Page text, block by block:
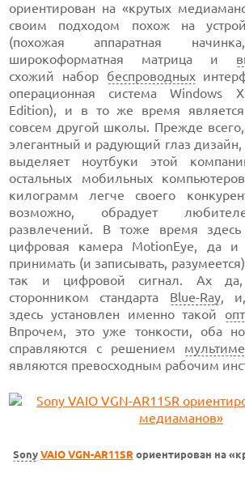
ориентирован на «крутых
своим подходом похож на
(похожая аппаратная
широкоформатная матрица и
схожий набор беспроводных
операционная система Windows
Edition), и в то же время является
совсем другой школы. Прежде
элегантный и радующий глаз
выделяет ноутбуки этой
остальных мобильных
килограмм легче своего
возможно, обрадует
развлечений. В тоже время здесь
цифровая камера MotionEye, да и
принимать (и записывать,
так и цифровой сигнал. Ах да,
сторонником стандарта Blue-Ray, и,
здесь установлен именно такой
Впрочем, это уже тонкости, оба
справляются с решением
являются превосходным рабочим
Sony VAIO VGN-AR11SRориентирован на